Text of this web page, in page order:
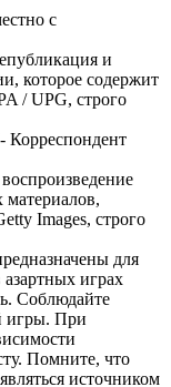
с
и
которое содержит
/ UPG, строго
Корреспондент
Images, строго
для
играх
Соблюдайте
игры. При
Помните, что
источником